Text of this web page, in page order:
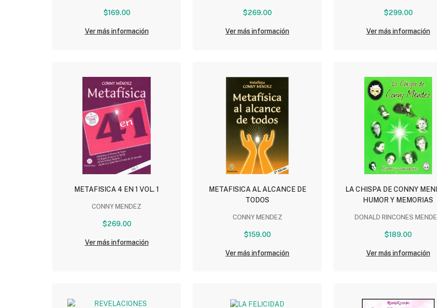
$169.00
Ver más información
$269.00
Ver más información
$299.00
Ver más información
METAFISICA 4 EN 1 VOL. 1
CONNY MENDEZ
$269.00
Ver más información
METAFISICA AL ALCANCE DE
TODOS
CONNY MENDEZ
$159.00
Ver más información
LA CHISPA DE CONNY
HUMOR Y MEMORIAS
DONALD RINCONES
$189.00
Ver más información